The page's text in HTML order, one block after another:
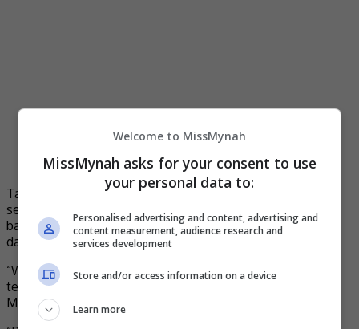
Tambah Marsha lagi, dia memberi sepenuh tenaga dan
sentiasa komited dalam menjayakan watak Melur selain
banyak berbincang dengan pengarah Shamyl Othman agar
dapat memberi kelainan serta impak kepada penonton.
“Walaupun watak saya tidak kerap muncul dalam filem ini,
tetapi saya telah letakkan sepenuh jiwa saya untuk watak
Melur.
Welcome to MissMynah
MissMynah asks for your consent to use
your personal data to:
Personalised advertising and content, advertising and
content measurement, audience research and
services development
Store and/or access information on a device
Learn more